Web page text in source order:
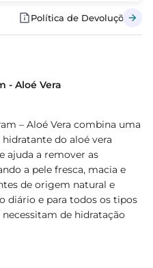
Política de Devoluções
- Aloé Vera
– Aloé Vera combina uma
do aloé vera
ajuda a remover as
a pele fresca, macia e
de origem natural e
diário e para todos os tipos
de hidratação